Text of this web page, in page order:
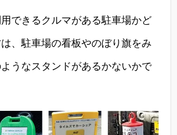
できるクルマがある駐車場かど
、駐車場の看板やのぼり旗をみ
うなスタンドがあるかないかで